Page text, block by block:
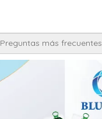
Preguntas más frecuentes